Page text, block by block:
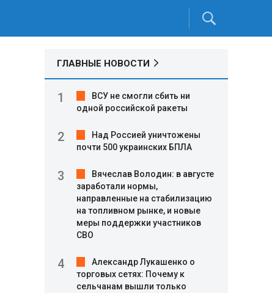
ГЛАВНЫЕ НОВОСТИ
ВСУ не смогли сбить ни
одной российской ракеты
Над Россией уничтожены
почти 500 украинских БПЛА
Вячеслав Володин: в августе
заработали нормы,
направленные на стабилизацию
на топливном рынке, и новые
меры поддержки участников
СВО
Александр Лукашенко о
торговых сетях: Почему к
сельчанам вышли только